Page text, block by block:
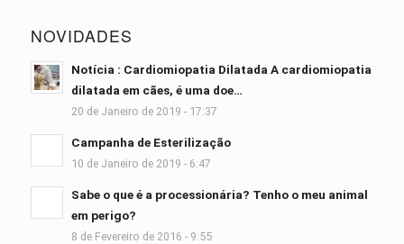
NOVIDADES
Notícia : Cardiomiopatia Dilatada A cardiomiopatia
dilatada em cães, é uma doe…
20 de Janeiro de 2019 - 17:37
Campanha de Esterilização
10 de Janeiro de 2019 - 6:47
Sabe o que é a processionária? Tenho o meu animal
em perigo?
8 de Fevereiro de 2016 - 9:55